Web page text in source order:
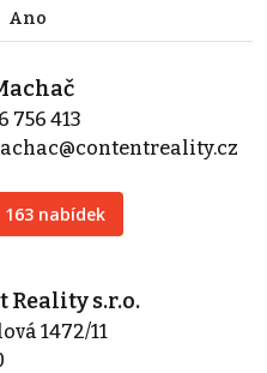
Ano
756 413
nabídek
Reality s.r.o.
1472/11